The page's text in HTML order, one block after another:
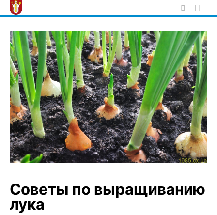
Skip
to
Советы по выращиванию
лука